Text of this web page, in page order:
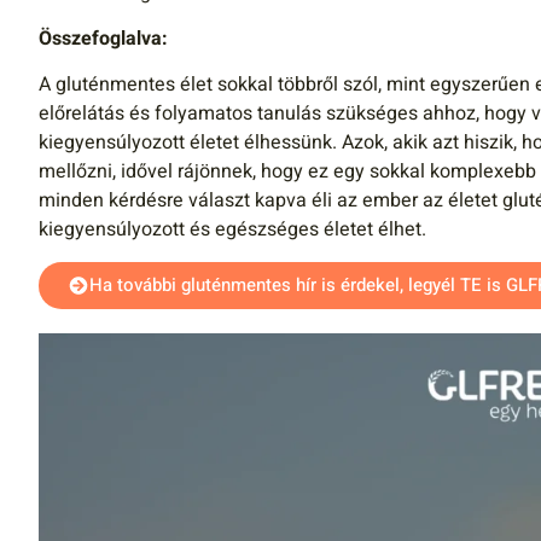
Összefoglalva:
A gluténmentes élet sokkal többről szól, mint egyszerűen
előrelátás és folyamatos tanulás szükséges ahhoz, hogy
kiegyensúlyozott életet élhessünk. Azok, akik azt hiszik,
mellőzni, idővel rájönnek, hogy ez egy sokkal
minden kérdésre választ kapva éli az ember az életet
kiegyensúlyozott és egészséges életet élhet.
Ha további gluténmentes hír is érdekel, legyél TE is